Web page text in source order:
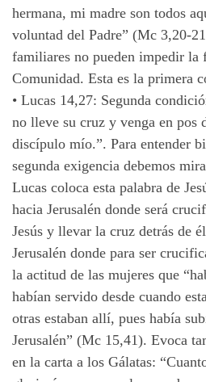
hermana, mi madre son todos
voluntad del Padre” (Mc 3,20-
familiares no pueden impedir la
Comunidad. Esta es la primera
• Lucas 14,27: Segunda
no lleve su cruz y venga en pos
discípulo mío.”. Para entender
segunda exigencia debemos
Lucas coloca esta palabra de
hacia Jerusalén donde será
Jesús y llevar la cruz detrás de
Jerusalén donde para ser
la actitud de las mujeres que
habían servido desde cuando
otras estaban allí, pues había
Jerusalén” (Mc 15,41). Evoca
en la carta a los Gálatas: